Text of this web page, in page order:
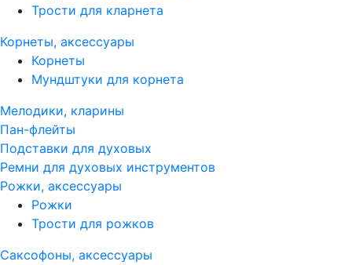
Трости для кларнета
Корнеты, аксессуары
Корнеты
Мундштуки для корнета
Мелодики, кларины
Пан-флейты
Подставки для духовых
Ремни для духовых инструментов
Рожки, аксессуары
Рожки
Трости для рожков
Саксофоны, аксессуары